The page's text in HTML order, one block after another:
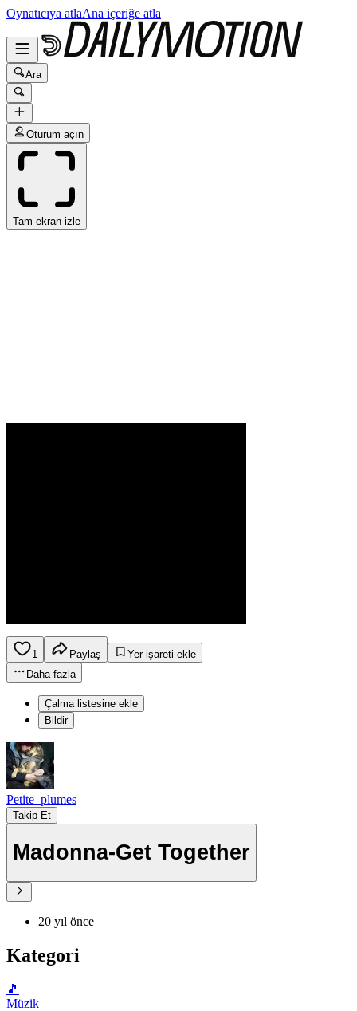
Oynatıcıya atlaAna içeriğe atla
Ara
Oturum açın
Tam ekran izle
1 Paylaş
Yer işareti ekle
Daha fazla
Çalma listesine ekle
Bildir
Petite_plumes
Takip Et
Madonna-Get Together
20 yıl önce
Kategori
🎵
Müzik